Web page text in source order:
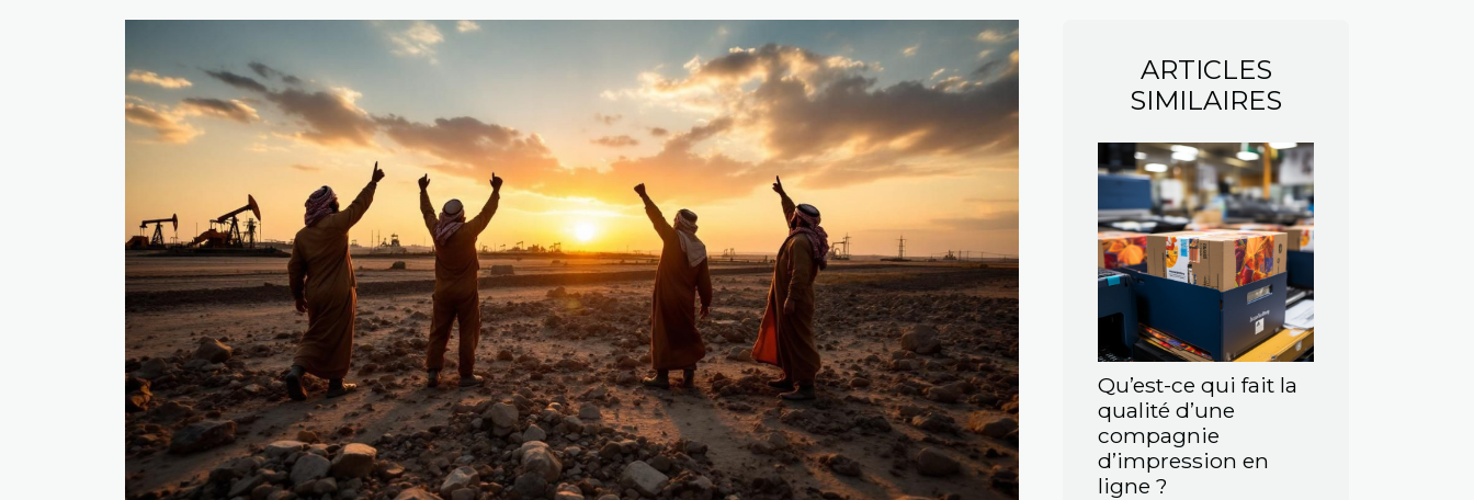
ARTICLES
SIMILAIRES
Qu’est-ce qui fait la
qualité d’une
compagnie
d’impression en
ligne ?